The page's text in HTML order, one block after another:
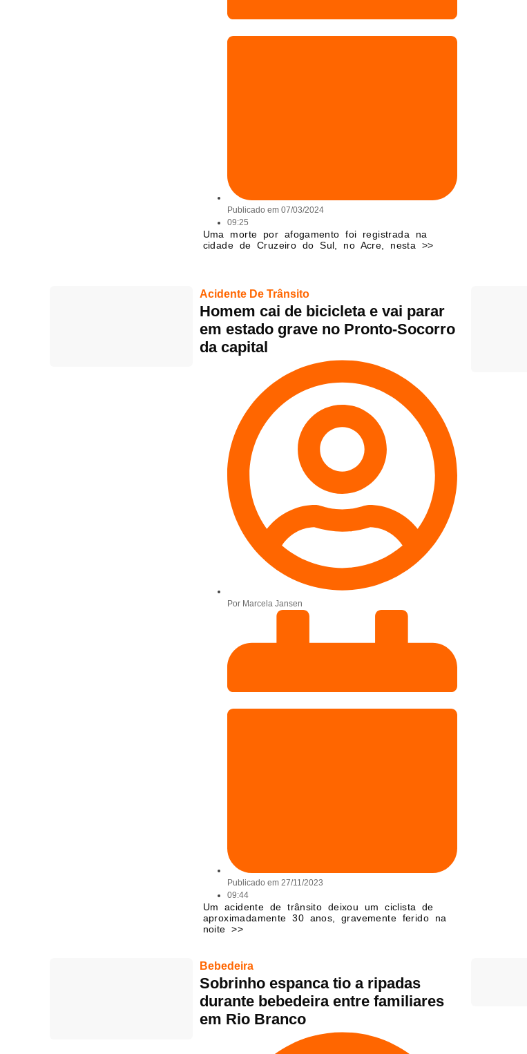
Publicado em 07/03/2024
09:25
Uma morte por afogamento foi registrada na
cidade de Cruzeiro do Sul, no Acre, nesta >>
Acidente De Trânsito
Homem cai de bicicleta e vai parar
em estado grave no Pronto-Socorro
da capital
Por Marcela Jansen
Publicado em 27/11/2023
09:44
Um acidente de trânsito deixou um ciclista de
aproximadamente 30 anos, gravemente ferido na
noite >>
Bebedeira
Sobrinho espanca tio a ripadas
durante bebedeira entre familiares
em Rio Branco